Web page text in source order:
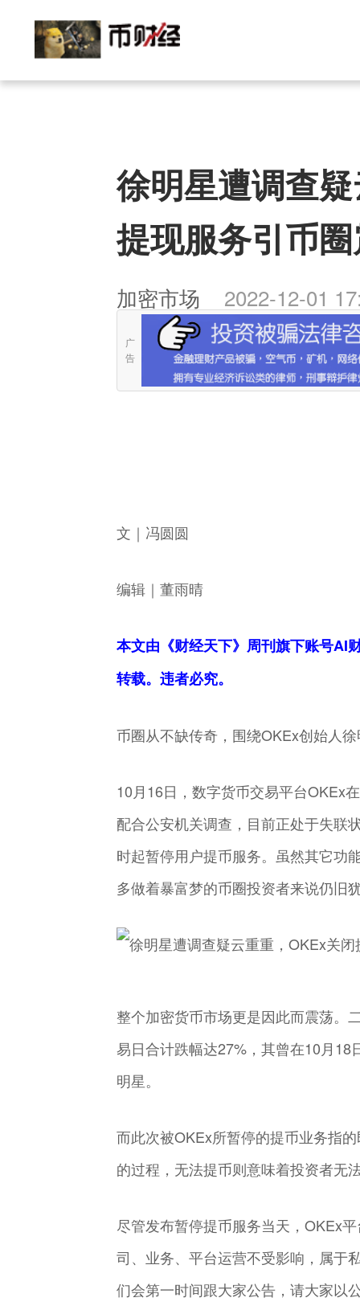
徐明星遭调查
提现服务引币
加密市场 2022-12-01
广
告
文｜冯圆圆
编辑｜董雨晴
本文由《财经天下》周刊旗下账号AI
转载。违者必究。
币圈从不缺传奇，围绕OKEx创始人
10月16日，数字货币交易平台OKEx
配合公安机关调查，目前正处于失联
时起暂停用户提币服务。虽然其它功
多做着暴富梦的币圈投资者来说仍旧
整个加密货币市场更是因此而震荡。
易日合计跌幅达27%，其曾在10月
明星。
而此次被OKEx所暂停的提币业务指
的过程，无法提币则意味着投资者无
尽管发布暂停提币服务当天，OKEx
司、业务、平台运营不受影响，属于
们会第一时间跟大家公告，请大家以